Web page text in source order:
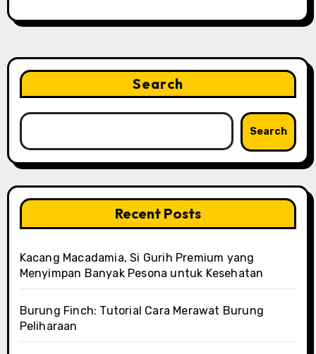
Search
Search
Recent Posts
Kacang Macadamia, Si Gurih Premium yang
Menyimpan Banyak Pesona untuk Kesehatan
Burung Finch: Tutorial Cara Merawat Burung
Peliharaan